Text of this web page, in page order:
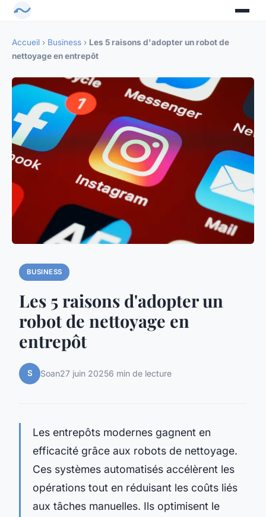
Accueil › Business › Les 5 raisons d'adopter un robot de
nettoyage en entrepôt
BUSINESS
Les 5 raisons d'adopter un
robot de nettoyage en
entrepôt
S Soan27 juin 20256 min de lecture
Les entrepôts modernes gagnent en
efficacité grâce aux robots de nettoyage.
Ces systèmes automatisés accélèrent les
opérations tout en réduisant les coûts liés
aux tâches manuelles. Ils optimisent le